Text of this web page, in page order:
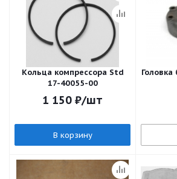
Кольца компрессора Std
17-40055-00
1 150 ₽/шт
В корзину